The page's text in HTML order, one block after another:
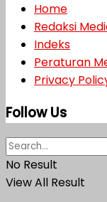
Home
Redaksi
Indeks
Peraturan
Privacy
Follow Us
No Result
View All Result